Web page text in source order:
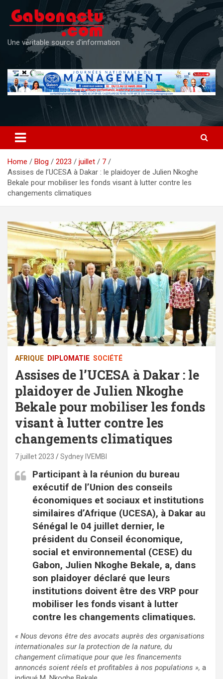
content
Une véritable source d'information
Home Blog 2023 juillet
7
Assises de l’UCESA à Dakar : le plaidoyer de Julien Nkoghe
Bekale pour mobiliser les fonds visant à lutter contre les
changements climatiques
AFRIQUE DIPLOMATIE SOCIÉTÉ
Assises de l’UCESA à Dakar : le
plaidoyer de Julien Nkoghe
Bekale pour mobiliser les fonds
visant à lutter contre les
changements climatiques
7 juillet 2023 Sydney IVEMBI
Participant à la réunion du bureau
exécutif de l’Union des conseils
économiques et sociaux et institutions
similaires d’Afrique (UCESA), à Dakar au
Sénégal le 04 juillet dernier, le
président du Conseil économique,
social et environnemental (CESE) du
Gabon, Julien Nkoghe Bekale, a, dans
son plaidoyer déclaré que leurs
institutions doivent être des VRP pour
mobiliser les fonds visant à lutter
contre les changements climatiques.
« Nous devons être des avocats auprès des organisations
internationales sur la protection de la nature, du
changement climatique pour que les financements
annoncés soient réels et profitables à nos populations », a